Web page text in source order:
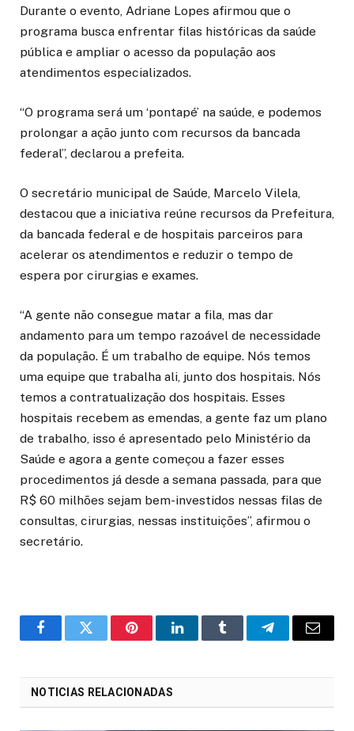
Durante o evento, Adriane Lopes afirmou que o
programa busca enfrentar filas históricas da saúde
pública e ampliar o acesso da população aos
atendimentos especializados.
“O programa será um ‘pontapé’ na saúde, e podemos
prolongar a ação junto com recursos da bancada
federal”, declarou a prefeita.
O secretário municipal de Saúde, Marcelo Vilela,
destacou que a iniciativa reúne recursos da Prefeitura,
da bancada federal e de hospitais parceiros para
acelerar os atendimentos e reduzir o tempo de
espera por cirurgias e exames.
“A gente não consegue matar a fila, mas dar
andamento para um tempo razoável de necessidade
da população. É um trabalho de equipe. Nós temos
uma equipe que trabalha ali, junto dos hospitais. Nós
temos a contratualização dos hospitais. Esses
hospitais recebem as emendas, a gente faz um plano
de trabalho, isso é apresentado pelo Ministério da
Saúde e agora a gente começou a fazer esses
procedimentos já desde a semana passada, para que
R$ 60 milhões sejam bem-investidos nessas filas de
consultas, cirurgias, nessas instituições”, afirmou o
secretário.
o
Twitter PinterestLinkedInTumblr Telegrama
E-
NOTICIAS RELACIONADAS